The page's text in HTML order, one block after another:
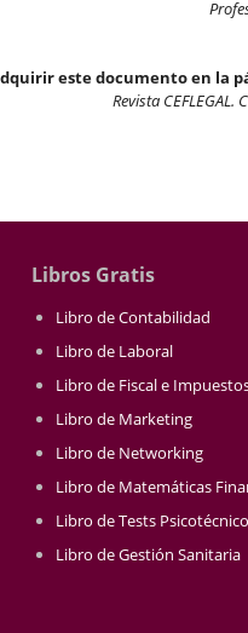
este documento en la
Revista CEFLEGAL.
Libros Gratis
Libro de Contabilidad
Libro de Laboral
Libro de Fiscal e
Libro de Marketing
Libro de Networking
Libro de Matemáticas
Libro de Tests
Libro de Gestión Sanitaria